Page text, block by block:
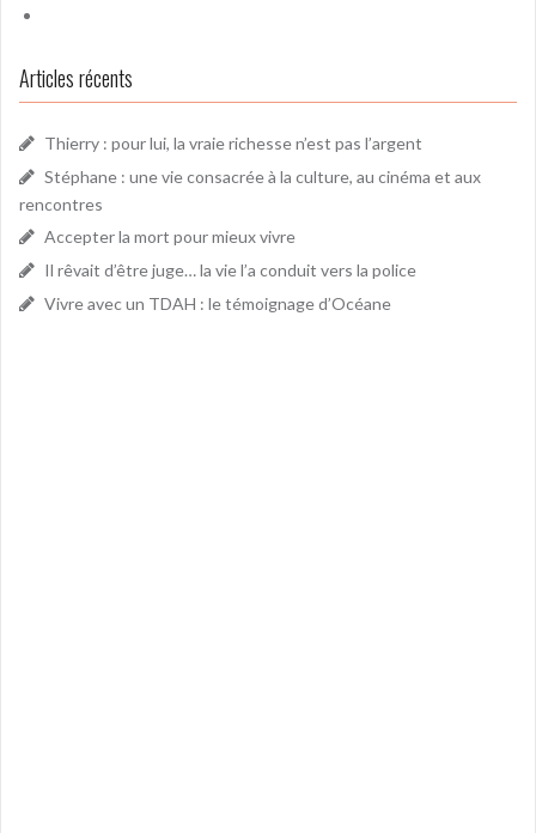
Articles récents
Thierry : pour lui, la vraie richesse n’est pas l’argent
Stéphane : une vie consacrée à la culture, au cinéma et aux
rencontres
Accepter la mort pour mieux vivre
Il rêvait d’être juge… la vie l’a conduit vers la police
Vivre avec un TDAH : le témoignage d’Océane